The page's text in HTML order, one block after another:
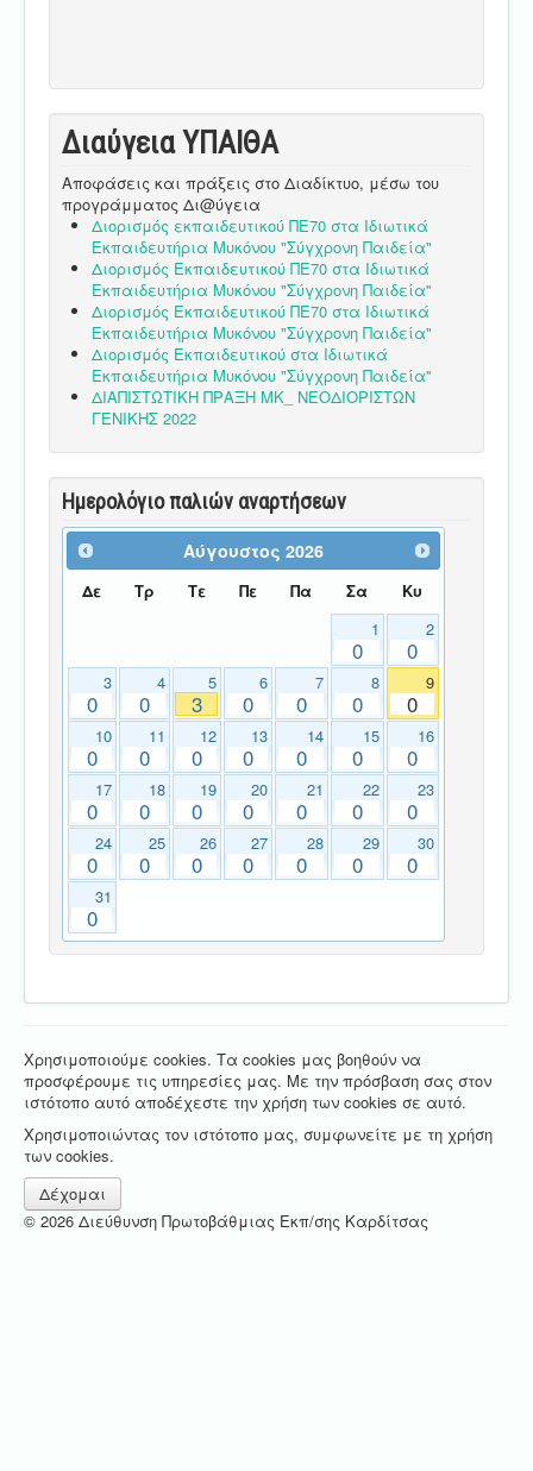
Διαύγεια ΥΠΑΙΘA
Αποφάσεις και πράξεις στο Διαδίκτυο, μέσω του
προγράμματος Δι@ύγεια
Διορισμός εκπαιδευτικού ΠΕ70 στα Ιδιωτικά
Εκπαιδευτήρια Μυκόνου "Σύγχρονη Παιδεία"
Διορισμός Εκπαιδευτικού ΠΕ70 στα Ιδιωτικά
Εκπαιδευτήρια Μυκόνου "Σύγχρονη Παιδεία"
Διορισμός Εκπαιδευτικού ΠΕ70 στα Ιδιωτικά
Εκπαιδευτήρια Μυκόνου "Σύγχρονη Παιδεία"
Διορισμός Εκπαιδευτικού στα Ιδιωτικά
Εκπαιδευτήρια Μυκόνου "Σύγχρονη Παιδεία"
ΔΙΑΠΙΣΤΩΤΙΚΗ ΠΡΑΞΗ ΜΚ_ ΝΕΟΔΙΟΡΙΣΤΩΝ
ΓΕΝΙΚΗΣ 2022
Ημερολόγιο παλιών αναρτήσεων
Αύγουστος 2026
Δε Τρ Τε Πε Πα Σα Κυ
1
0
2
0
3
0
4
0
5
3
6
0
7
0
8
0
9
0
10
0
11
0
12
0
13
0
14
0
15
0
16
0
17
0
18
0
19
0
20
0
21
0
22
0
23
0
24
0
25
0
26
0
27
0
28
0
29
0
30
0
31
0
Χρησιμοποιούμε cookies. Τα cookies μας βοηθούν να
προσφέρουμε τις υπηρεσίες μας. Με την πρόσβαση σας στον
ιστότοπο αυτό αποδέχεστε την χρήση των cookies σε αυτό.
Χρησιμοποιώντας τον ιστότοπο μας, συμφωνείτε με τη χρήση
των cookies.
Δέχομαι
© 2026 Διεύθυνση Πρωτοβάθμιας Εκπ/σης Καρδίτσας